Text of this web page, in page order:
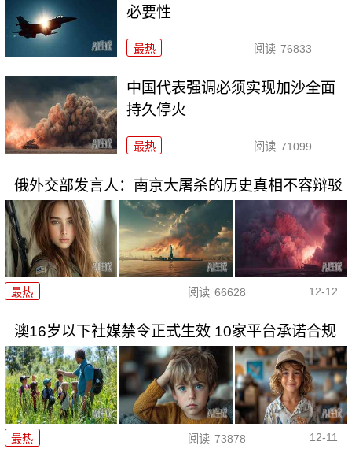
必要性
最热 阅读 76833
中国代表强调必须实现加沙全面
持久停火
最热 阅读 71099
俄外交部发言人：南京大屠杀的历史真相不容辩驳
最热 阅读 66628 12-12
澳16岁以下社媒禁令正式生效 10家平台承诺合规
最热 阅读 73878 12-11